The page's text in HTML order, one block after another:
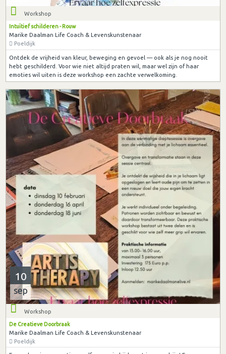
Workshop
Intuïtief schilderen - Rouw
Marike Daalman Life Coach & Levenskunstenaar
Poeldijk
Ontdek de vrijheid van kleur, beweging en gevoel — ook als je nog nooit
hebt geschilderd. Voor wie niet altijd praten wil, maar wel zijn of haar
emoties wil uiten is deze workshop een zachte verwelkoming.
10
sep
Workshop
De Creatieve Doorbraak
Marike Daalman Life Coach & Levenskunstenaar
Poeldijk